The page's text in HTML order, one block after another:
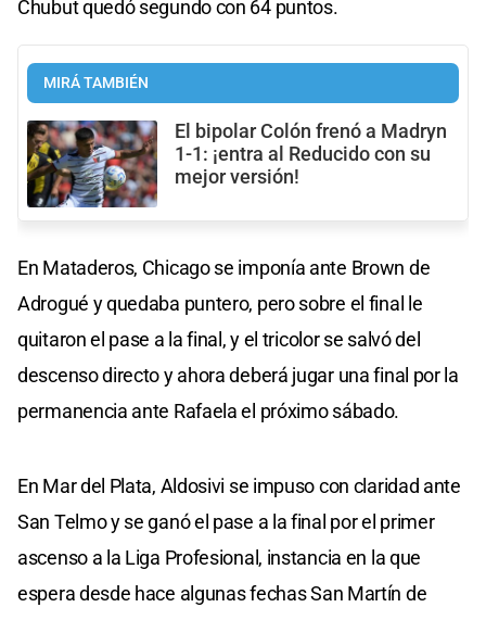
Chubut quedó segundo con 64 puntos.
MIRÁ TAMBIÉN
El bipolar Colón frenó a Madryn
1-1: ¡entra al Reducido con su
mejor versión!
En Mataderos, Chicago se imponía ante Brown de
Adrogué y quedaba puntero, pero sobre el final le
quitaron el pase a la final, y el tricolor se salvó del
descenso directo y ahora deberá jugar una final por la
permanencia ante Rafaela el próximo sábado.
En Mar del Plata, Aldosivi se impuso con claridad ante
San Telmo y se ganó el pase a la final por el primer
ascenso a la Liga Profesional, instancia en la que
espera desde hace algunas fechas San Martín de